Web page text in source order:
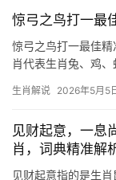
惊弓之鸟打一最
惊弓之鸟打一最佳
肖代表生肖兔、鸡
应，最贴切的莫过于
生肖解说 2026年5月5
见财起意，一息
肖，词典精准解
见财起意指的是生